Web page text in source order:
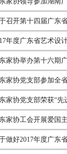
召开第十四届广东
年度广东省艺术设
家协举办第十六期
家协党支部参加全
家协党支部荣获“
家协工会开展爱国
做好2017年度广东